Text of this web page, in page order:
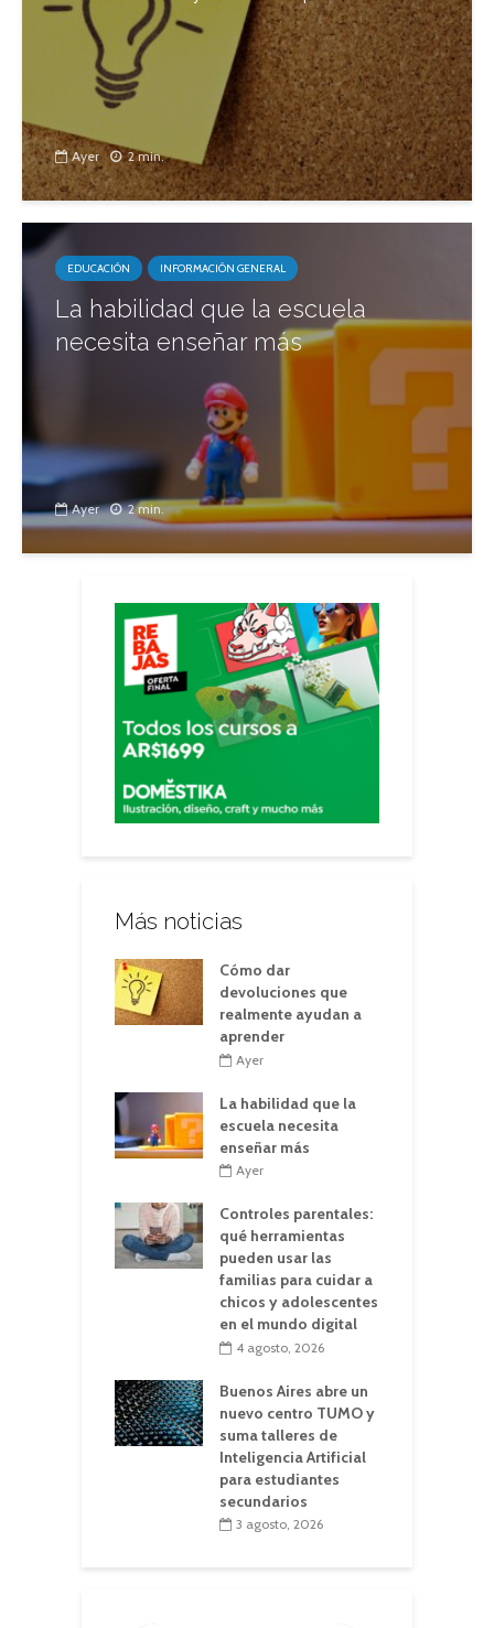
Ayer 2 min.
EDUCACIÓN INFORMACIÓN GENERAL
La habilidad que la escuela
necesita enseñar más
Ayer 2 min.
Más noticias
Cómo dar
devoluciones que
realmente ayudan a
aprender
Ayer
La habilidad que la
escuela necesita
enseñar más
Ayer
Controles parentales:
qué herramientas
pueden usar las
familias para cuidar a
chicos y adolescentes
en el mundo digital
4 agosto, 2026
Buenos Aires abre un
nuevo centro TUMO y
suma talleres de
Inteligencia Artificial
para estudiantes
secundarios
3 agosto, 2026